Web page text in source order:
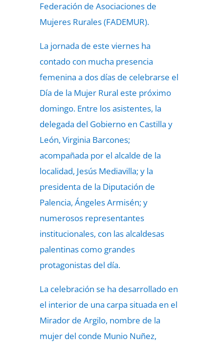
Federación de Asociaciones de
Mujeres Rurales (FADEMUR).
La jornada de este viernes ha
contado con mucha presencia
femenina a dos días de celebrarse el
Día de la Mujer Rural este próximo
domingo. Entre los asistentes, la
delegada del Gobierno en Castilla y
León, Virginia Barcones;
acompañada por el alcalde de la
localidad, Jesús Mediavilla; y la
presidenta de la Diputación de
Palencia, Ángeles Armisén; y
numerosos representantes
institucionales, con las alcaldesas
palentinas como grandes
protagonistas del día.
La celebración se ha desarrollado en
el interior de una carpa situada en el
Mirador de Argilo, nombre de la
mujer del conde Munio Nuñez,